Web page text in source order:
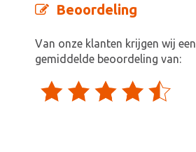
Beoordeling
Van onze klanten krijgen wij een
gemiddelde beoordeling van: